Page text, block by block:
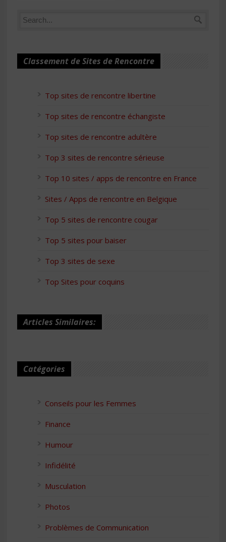
Classement de Sites de Rencontre
Top sites de rencontre libertine
Top sites de rencontre échangiste
Top sites de rencontre adultère
Top 3 sites de rencontre sérieuse
Top 10 sites / apps de rencontre en France
Sites / Apps de rencontre en Belgique
Top 5 sites de rencontre cougar
Top 5 sites pour baiser
Top 3 sites de sexe
Top Sites pour coquins
Articles Similaires:
Catégories
Conseils pour les Femmes
Finance
Humour
Infidélité
Musculation
Photos
Problèmes de Communication